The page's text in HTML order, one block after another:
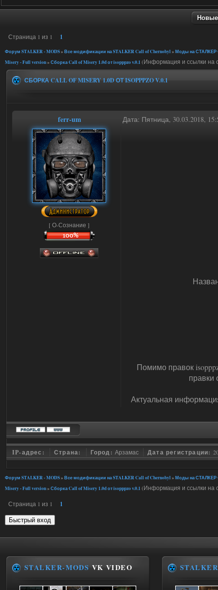
Страница 1 из 1 1
Форум STALKER - MODS» Все модификации на STALKER Call of Chernobyl » Моды на СТАЛКЕР
Misery - Full version» Сборка Call of Misery 1.0d от isopppzo v.0.1 (Информация и ссылки на
СБОРКА CALL OF MISERY 1.0D ОТ ISOPPPZO V.0.1
ferr-um Дата: Пятница, 30.03.2018,
[ О-Сознание ]
Помимо правок
правки
Актуальная
IP-адрес: Страна: Город:Арзамас Дата регистрации:
Форум STALKER - MODS» Все модификации на STALKER Call of Chernobyl » Моды на СТАЛКЕР
Misery - Full version» Сборка Call of Misery 1.0d от isopppzo v.0.1 (Информация и ссылки на
Страница 1 из 1 1
STALKER-MODS VK VIDEO